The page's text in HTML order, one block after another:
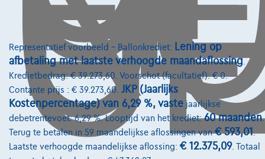
Representatief voorbeeld – Ballonkrediet: Lening op
afbetaling met laatste verhoogde maandaflossing
Kredietbedrag: € 39.273,60. Voorschot (facultatief): € 0.
Contante prijs : € 39.273,60. JKP (Jaarlijks
Kostenpercentage) van 6,29 %, vaste jaarlijkse
debetrentevoet: 6,29 %. Looptijd van het krediet:60 maanden.
Terug te betalen in 59 maandelijkse aflossingen van€ 593,01.
Laatste verhoogde maandelijkse aflossing: € 12.375,09. Totaal